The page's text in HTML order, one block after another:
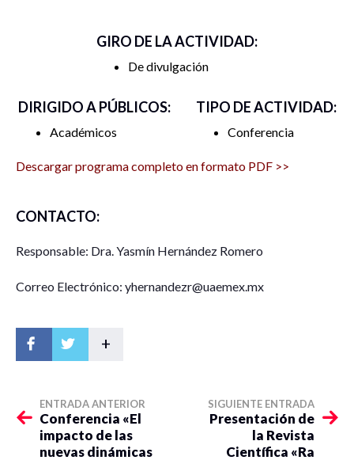
GIRO DE LA ACTIVIDAD:
De divulgación
DIRIGIDO A PÚBLICOS:
Académicos
TIPO DE ACTIVIDAD:
Conferencia
Descargar programa completo en formato PDF >>
CONTACTO:
Responsable: Dra. Yasmín Hernández Romero
Correo Electrónico: yhernandezr@uaemex.mx
+
ENTRADA ANTERIOR
Conferencia «El
impacto de las
nuevas dinámicas
SIGUIENTE ENTRADA
Presentación de
la Revista
Científica «Ra